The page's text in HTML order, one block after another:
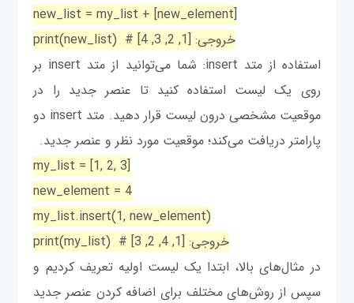
new_list = my_list + [new_element]
print(new_list) # خروجی: [1, 2, 3, 4]
استفاده از متد insert: شما می‌توانید از متد insert بر
روی یک لیست استفاده کنید تا عنصر جدید را در
موقعیت مشخصی درون لیست قرار دهید. متد insert دو
پارامتر دریافت می‌کند؛ موقعیت مورد نظر و عنصر جدید.
my_list = [1, 2, 3]
new_element = 4
my_list.insert(1, new_element)
print(my_list) # خروجی: [1, 4, 2, 3]
در مثال‌های بالا، ابتدا یک لیست اولیه تعریف کردیم و
سپس از روش‌های مختلف برای اضافه کردن عنصر جدید